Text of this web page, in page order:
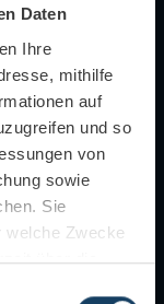
Daten
Ihre
mithilfe
auf
und so
von
sowie
Sie
welche Zwecke
über die